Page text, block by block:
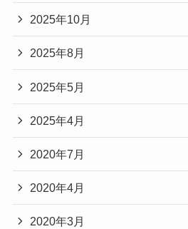
2025年10月
2025年8月
2025年5月
2025年4月
2020年7月
2020年4月
2020年3月